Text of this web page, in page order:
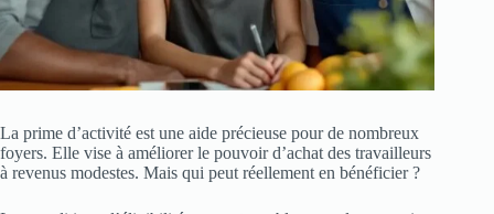
La prime d’activité est une aide précieuse pour de nombreux
foyers. Elle vise à améliorer le pouvoir d’achat des travailleurs
à revenus modestes. Mais qui peut réellement en bénéficier ?